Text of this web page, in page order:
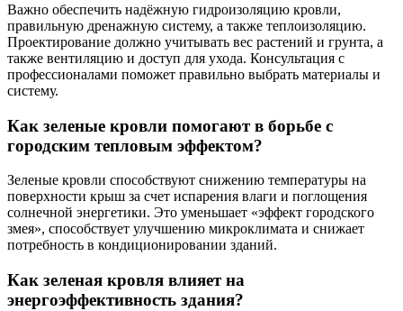
Важно обеспечить надёжную гидроизоляцию кровли,
правильную дренажную систему, а также теплоизоляцию.
Проектирование должно учитывать вес растений и грунта, а
также вентиляцию и доступ для ухода. Консультация с
профессионалами поможет правильно выбрать материалы и
систему.
Как зеленые кровли помогают в борьбе с
городским тепловым эффектом?
Зеленые кровли способствуют снижению температуры на
поверхности крыш за счет испарения влаги и поглощения
солнечной энергетики. Это уменьшает «эффект городского
змея», способствует улучшению микроклимата и снижает
потребность в кондиционировании зданий.
Как зеленая кровля влияет на
энергоэффективность здания?